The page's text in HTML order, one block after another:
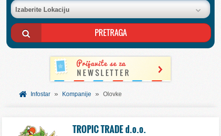
POSLOVNI OGLASI
AKCIJE I KATALOZI
BESPLATNI VAUČERI
SVET INFORMACIJA
Izaberite Lokaciju
Infostar » Kompanije » Olovke
TROPIC TRADE d.o.o.